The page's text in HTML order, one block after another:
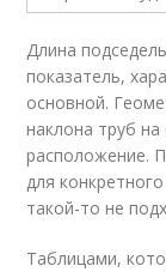
Длина
показатель,
основной.
наклона труб на
расположение.
для
такой-то не
Таблицами,